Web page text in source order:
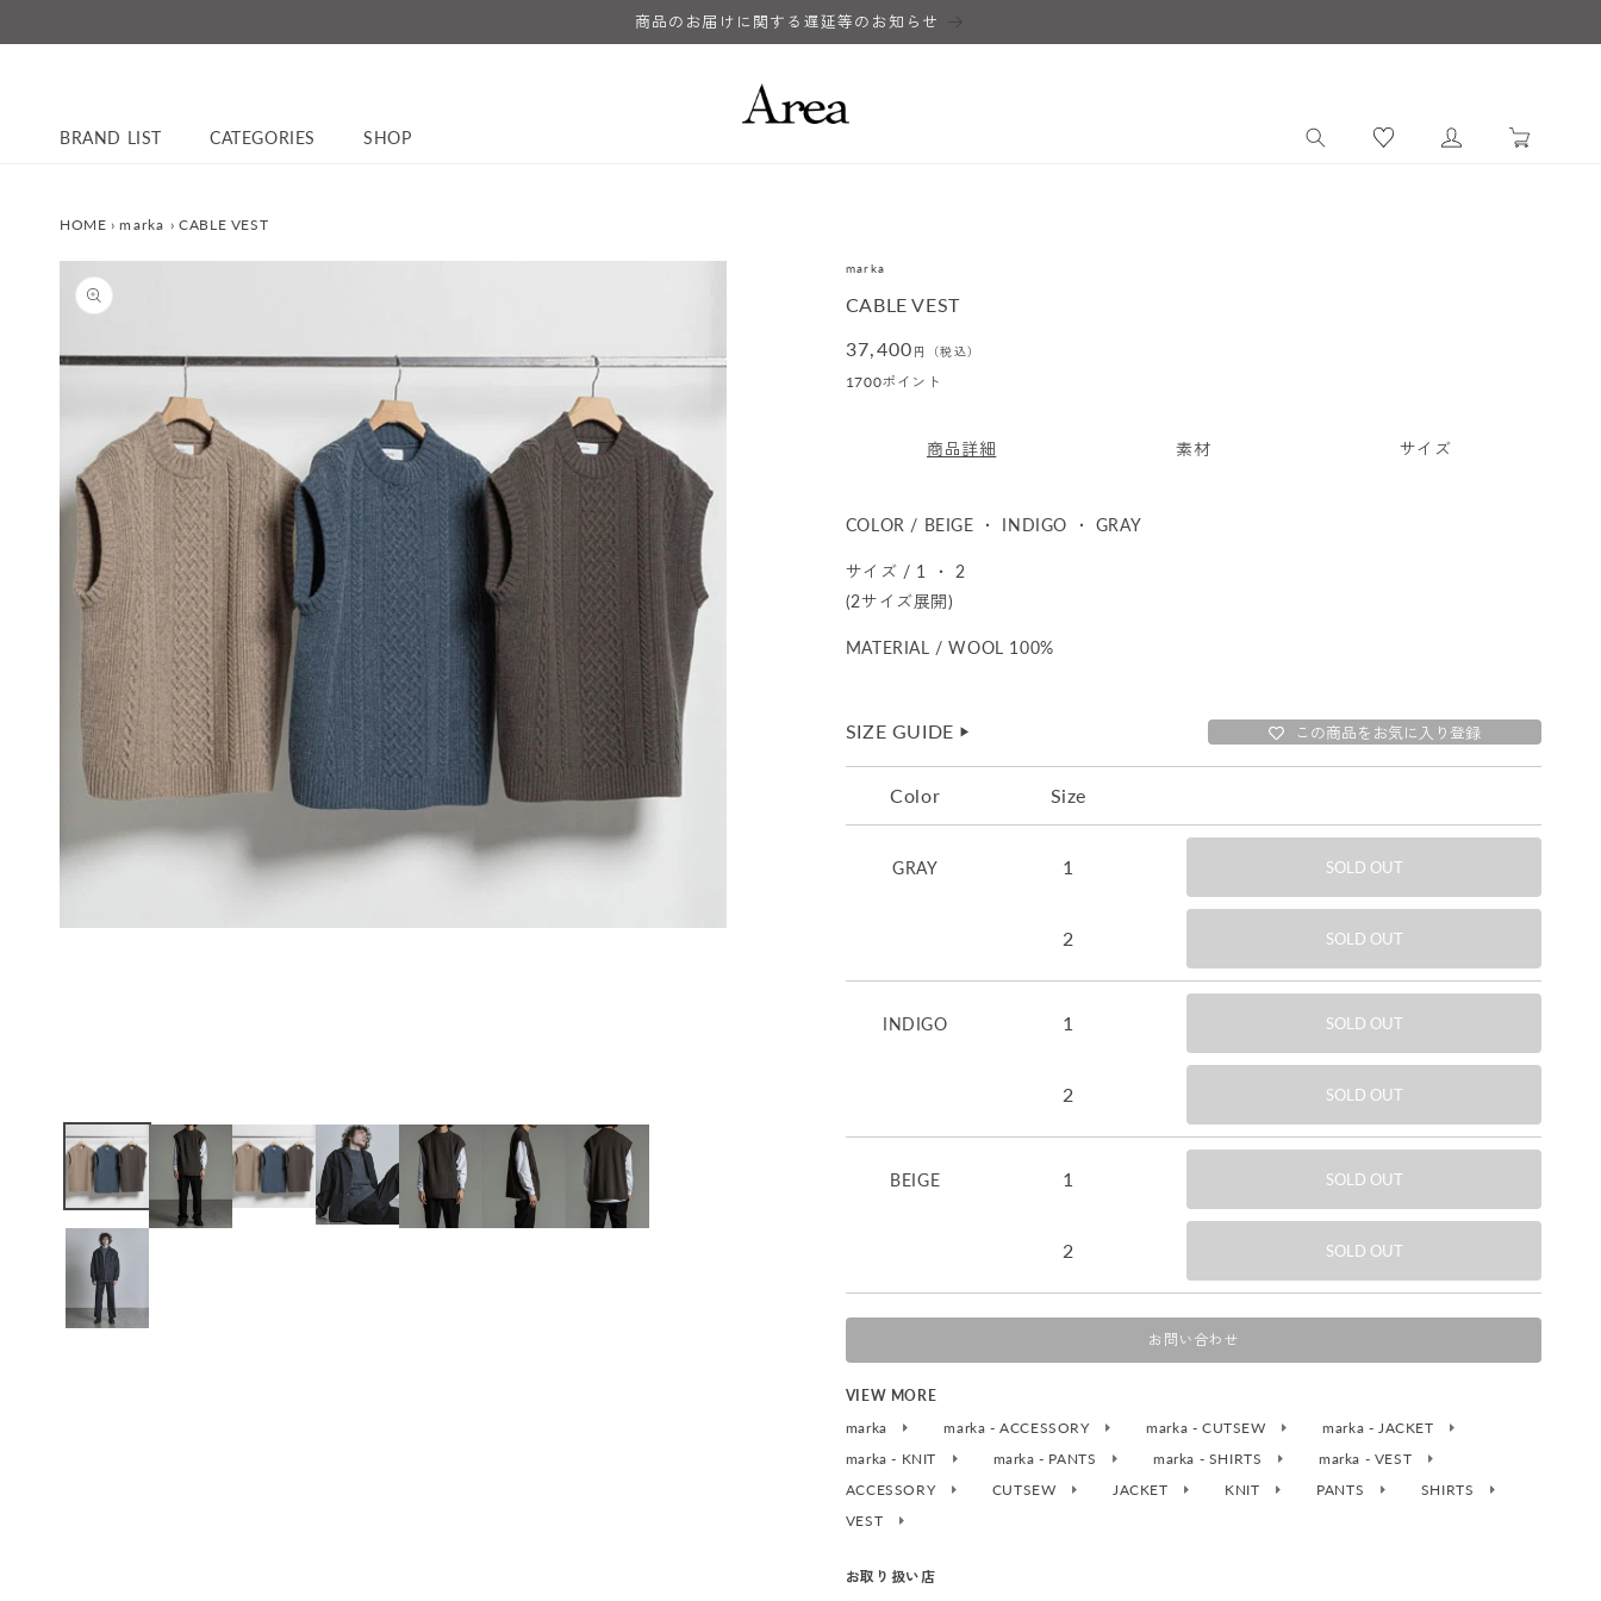
進む
商品のお届けに関する遅延等のお知らせ
BRAND LIST CATEGORIES SHOP
イ
ー
HOME › marka › CABLE VEST
marka
CABLE VEST
通
常
37,400 円（税込）
1700ポイント
商品詳細 素材 サイズ
COLOR / BEIGE ・ INDIGO ・ GRAY
サイズ / 1 ・ 2
(2サイズ展開)
MATERIAL / WOOL 100%
SIZE GUIDE ▶︎ この商品をお気に入り登録
Color Size
GRAY 1 SOLD OUT
2 SOLD OUT
INDIGO 1 SOLD OUT
2 SOLD OUT
BEIGE 1 SOLD OUT
2 SOLD OUT
お問い合わせ
VIEW MORE
marka
marka - ACCESSORY marka - CUTSEW
marka - JACKET
marka - KNIT
marka - PANTS marka - SHIRTS
marka - VEST
ACCESSORY
CUTSEW JACKET KNIT PANTS
SHIRTS
VEST
お取り扱い店